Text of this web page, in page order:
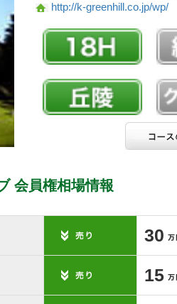
http://k-greenhill.co.jp/wp/
会員権相場情報
30
15